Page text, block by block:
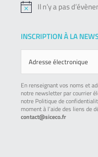
Notice
Il n’y a pas
INSCRIPTION À LA
En renseignant vos noms et
notre newsletter par courrier
notre Politique de
moment à l’aide des liens de
contact@siceco.fr